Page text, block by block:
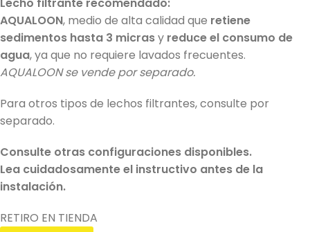
Lecho filtrante recomendado:
AQUALOON, medio de alta calidad que retiene
sedimentos hasta 3 micrasy reduce el consumo de
agua, ya que no requiere lavados frecuentes.
AQUALOON se vende por separado.
Para otros tipos de lechos filtrantes, consulte por
separado.
Consulte otras configuraciones disponibles.
Lea cuidadosamente el instructivo antes de la
instalación.
RETIRO EN TIENDA